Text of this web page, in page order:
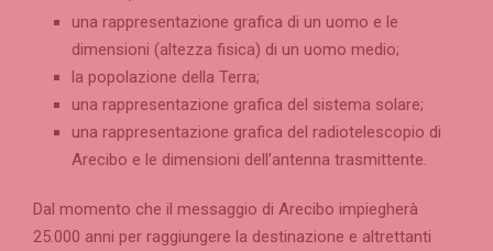
una rappresentazione grafica di un uomo e le
dimensioni (altezza fisica) di un uomo medio;
la popolazione della Terra;
una rappresentazione grafica del sistema solare;
una rappresentazione grafica del radiotelescopio di
Arecibo e le dimensioni dell’antenna trasmittente.
Dal momento che il messaggio di Arecibo impiegherà
25.000 anni per raggiungere la destinazione e altrettanti